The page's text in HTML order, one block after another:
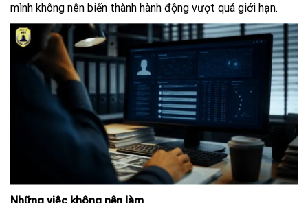
mình không nên biến thành hành động vượt quá giới hạn.